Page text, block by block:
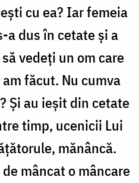
cu ea? Iar femeia
a dus în cetate și a
vedeți un om care
făcut. Nu cumva
Și au ieșit din cetate
timp, ucenicii Lui
mănâncă.
mâncat o mâncare